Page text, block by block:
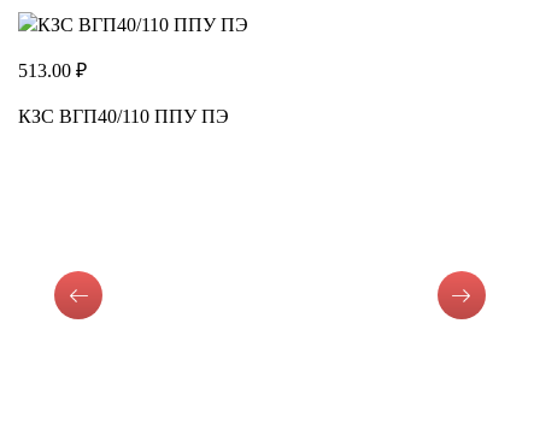
513.00 ₽
КЗС ВГП40/110 ППУ ПЭ